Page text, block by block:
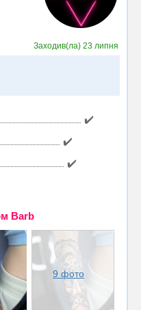
Заходив(ла) 23 липня
✔️
✔️
✔️
Barb
9 фото